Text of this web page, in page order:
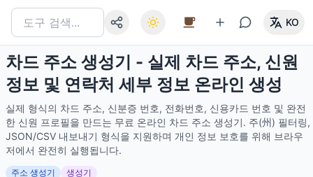
KO
차드 주소 생성기 - 실제 차드 주소, 신원
정보 및 연락처 세부 정보 온라인 생성
실제 형식의 차드 주소, 신분증 번호, 전화번호, 신용카드 번호 및 완전
한 신원 프로필을 만드는 무료 온라인 차드 주소 생성기. 주(州) 필터링,
JSON/CSV 내보내기 형식을 지원하며 개인 정보 보호를 위해 브라우
저에서 완전히 실행됩니다.
주소 생성기 생성기